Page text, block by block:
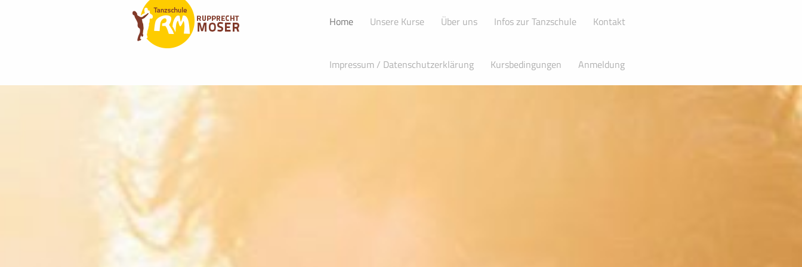
Home Unsere Kurse Über uns Infos zur Tanzschule Kontakt
Impressum / Datenschutzerklärung Kursbedingungen Anmeldung